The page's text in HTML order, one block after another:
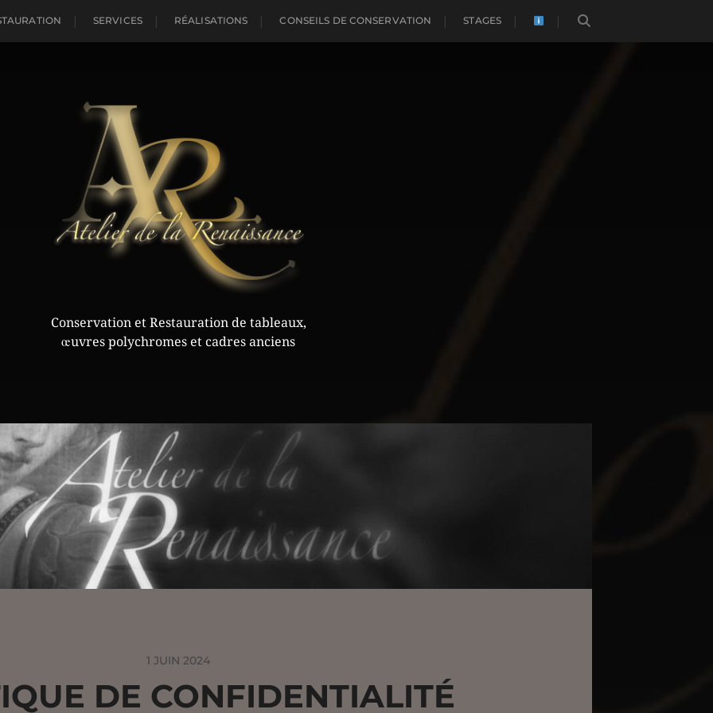
SERVICES RÉALISATIONS CONSEILS DE CONSERVATION STAGES
Conservation et Restauration de tableaux,
œuvres polychromes et cadres anciens
1 JUIN 2024
DE CONFIDENTIALITÉ